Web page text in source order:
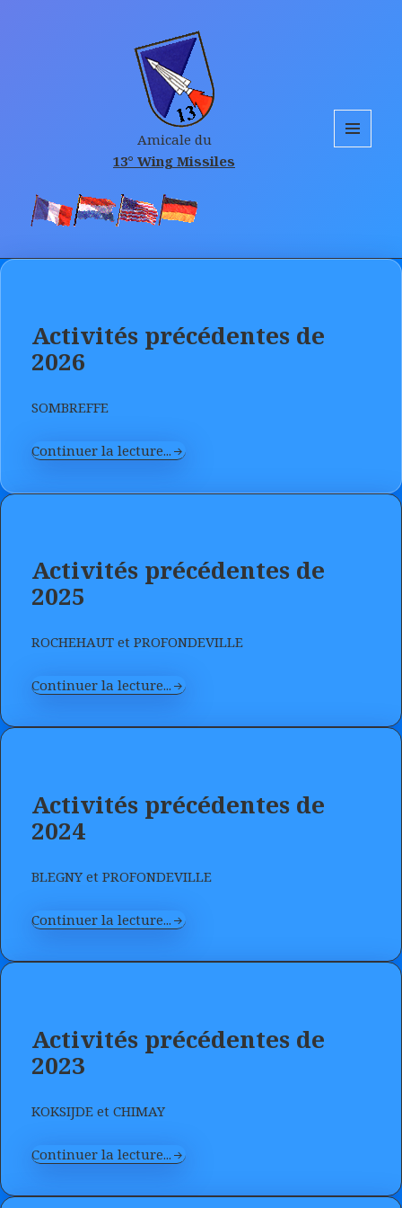
Amicale du
13° Wing Missiles
Activités précédentes de
2026
SOMBREFFE
Continuer la lecture...
Activités précédentes de
2025
ROCHEHAUT et PROFONDEVILLE
Continuer la lecture...
Activités précédentes de
2024
BLEGNY et PROFONDEVILLE
Continuer la lecture...
Activités précédentes de
2023
KOKSIJDE et CHIMAY
Continuer la lecture...